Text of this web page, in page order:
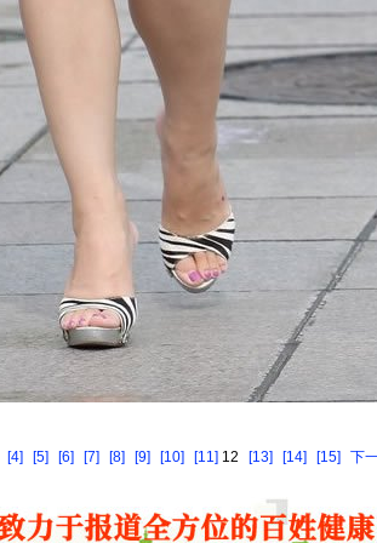
[4] [5] [6] [7] [8] [9] [10] [11] 12 [13] [14] [15] 下